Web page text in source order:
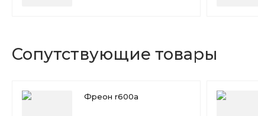
Сопутствующие товары
Фреон r600a